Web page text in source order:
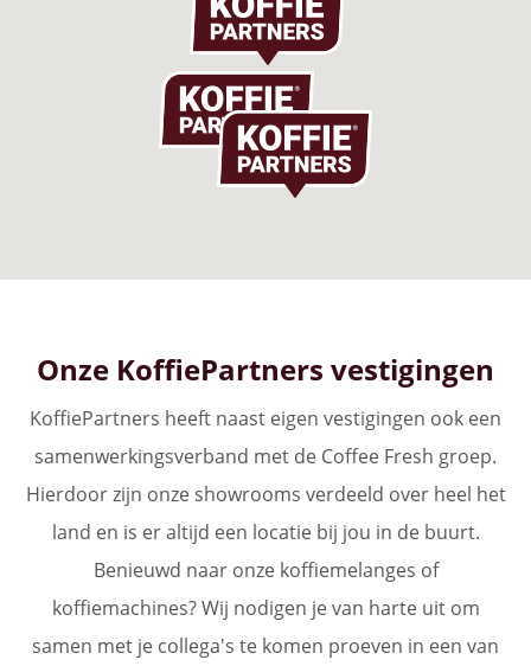
Onze KoffiePartners vestigingen
KoffiePartners heeft naast eigen vestigingen ook een
samenwerkingsverband met de Coffee Fresh groep.
Hierdoor zijn onze showrooms verdeeld over heel het
land en is er altijd een locatie bij jou in de buurt.
Benieuwd naar onze koffiemelanges of
koffiemachines? Wij nodigen je van harte uit om
samen met je collega's te komen proeven in een van